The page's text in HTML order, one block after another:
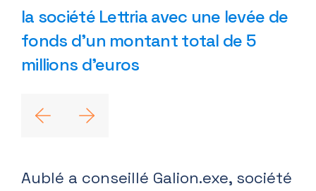
la société Lettria avec une levée de
fonds d’un montant total de 5
millions d’euros
Aublé a conseillé Galion.exe, société